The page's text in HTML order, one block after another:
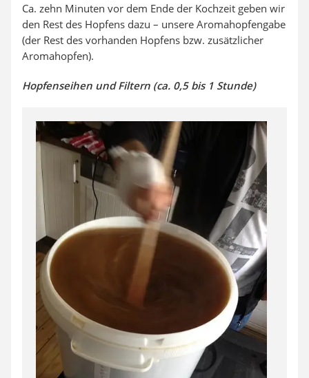
Ca. zehn Minuten vor dem Ende der Kochzeit geben wir
den Rest des Hopfens dazu – unsere Aromahopfengabe
(der Rest des vorhanden Hopfens bzw. zusätzlicher
Aromahopfen).
Hopfenseihen und Filtern (ca. 0,5 bis 1 Stunde)